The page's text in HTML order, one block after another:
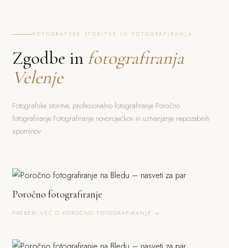
FOTOGRAFSKE STORITVE IN FOTOGRAFIRANJA
Zgodbe in fotografiranja
Velenje
Fotografske storitve, profesionalno fotografiranje Poročno
fotografiranje Fotografiranje novoroječkov in ustvarjanje nepozabnih
spominov
Poročno fotografiranje
PREBERI VEČ O POROČNO FOTOGRAFIRANJE →